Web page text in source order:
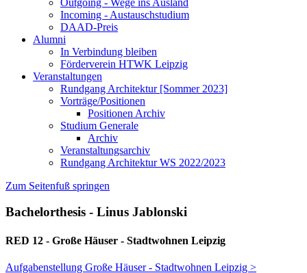
Incoming - Austauschstudium
DAAD-Preis
Alumni
In Verbindung bleiben
Förderverein HTWK Leipzig
Veranstaltungen
Rundgang Architektur [Sommer 2023]
Vorträge/Positionen
Positionen Archiv
Studium Generale
Archiv
Veranstaltungsarchiv
Rundgang Architektur WS 2022/2023
Zum Seitenfuß springen
Bachelorthesis - Linus Jablonski
RED 12 - Große Häuser - Stadtwohnen Leipzig
Aufgabenstellung Große Häuser - Stadtwohnen Leipzig >